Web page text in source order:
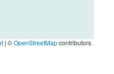
| ©OpenStreetMapcontributors